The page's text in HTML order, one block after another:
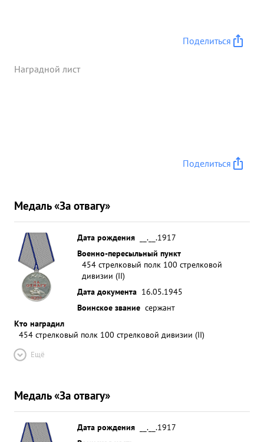
Поделиться
Наградной лист
Поделиться
Медаль «За отвагу»
Дата рождения
__.__.1917
Военно-пересыльный пункт
454 стрелковый полк 100 стрелковой
дивизии (II)
Дата документа 16.05.1945
Воинское звание сержант
Кто наградил
454 стрелковый полк 100 стрелковой дивизии (II)
Ещё
Медаль «За отвагу»
Дата рождения
__.__.1917